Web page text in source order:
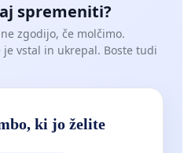
spremeniti?
zgodijo, če molčimo.
vstal in ukrepal. Boste tudi
ki jo želite